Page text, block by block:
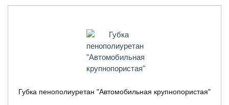
Губка пенополиуретан "Автомобильная крупнопористая"